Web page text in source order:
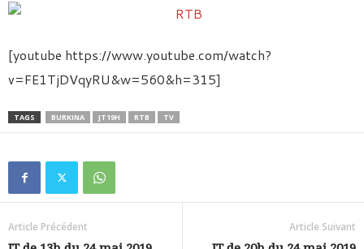
[youtube https://www.youtube.com/watch?
v=FE1TjDVqyRU&w=560&h=315]
TAGS BURKINA JT19H RTB TV
Article Précédent Article Suivant